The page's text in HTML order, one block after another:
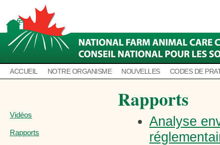
ACCUEIL NOTRE ORGANISME NOUVELLES CODES DE
Vidéos
Rapports
Rapports
Analyse